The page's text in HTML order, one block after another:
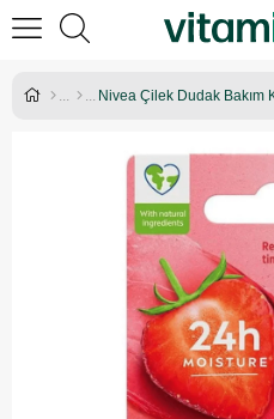
Nivea Çilek Dudak Bakım